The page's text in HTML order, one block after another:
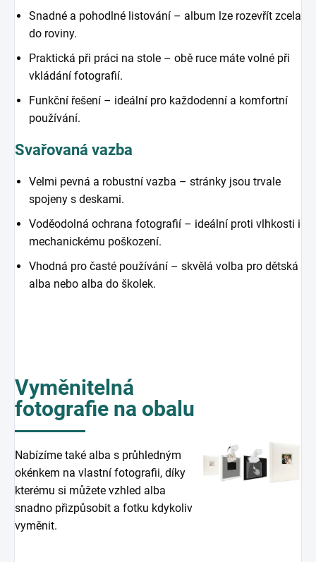
Snadné a pohodlné listování – album lze rozevřít zcela
do roviny.
Praktická při práci na stole – obě ruce máte volné při
vkládání fotografií.
Funkční řešení – ideální pro každodenní a komfortní
používání.
Svařovaná vazba
Velmi pevná a robustní vazba – stránky jsou trvale
spojeny s deskami.
Voděodolná ochrana fotografií – ideální proti vlhkosti i
mechanickému poškození.
Vhodná pro časté používání – skvělá volba pro dětská
alba nebo alba do školek.
Vyměnitelná
fotografie na obalu
Nabízíme také alba s průhledným
okénkem na vlastní fotografii, díky
kterému si můžete vzhled alba
snadno přizpůsobit a fotku kdykoliv
vyměnit.